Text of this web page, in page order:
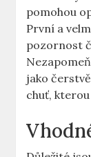
pomohou
První a
pozornost
jako
chuť,